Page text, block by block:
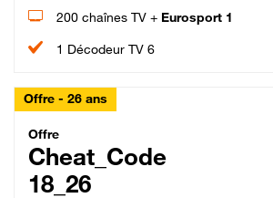
200 chaînes TV + Eurosport 1
1 Décodeur TV 6
Offre - 26 ans
Cheat_Code Fibre_18_26
Offre
Cheat_Code
18_26